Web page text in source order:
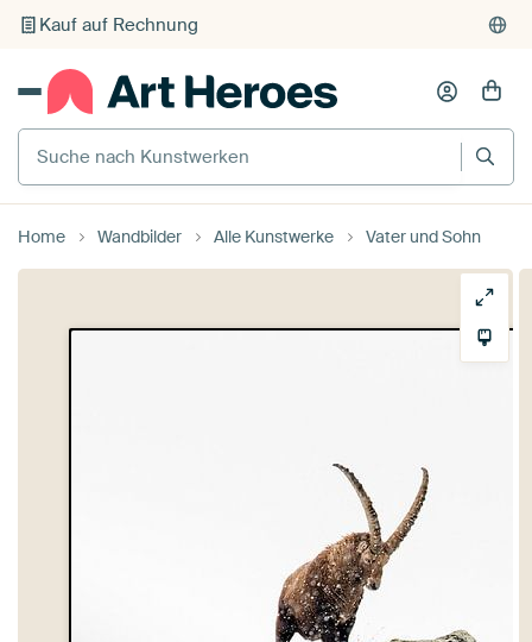
Kauf auf Rechnung
Individueller Druck auf Bestellung
Suche nach Kunstwerken
Home Wandbilder Alle Kunstwerke Vater und Sohn